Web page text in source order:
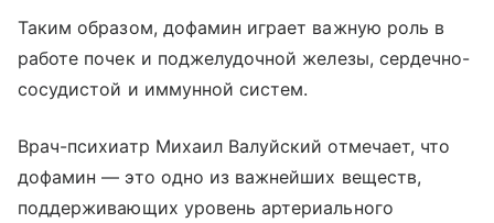
Таким образом, дофамин играет важную роль в
работе почек и поджелудочной железы, сердечно-
сосудистой и иммунной систем.
Врач-психиатр Михаил Валуйский отмечает, что
дофамин — это одно из важнейших веществ,
поддерживающих уровень артериального